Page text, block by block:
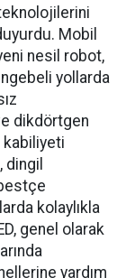
Mobil
nesil robot,
yollarda
dikdörtgen
dingil
kolaylıkla
genel olarak
yardım